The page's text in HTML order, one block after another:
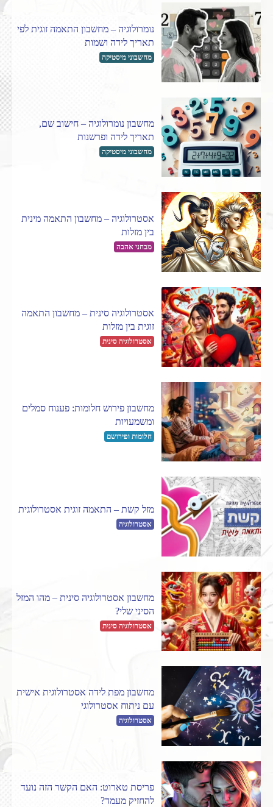
נומרולוגיה – מחשבון התאמה זוגית לפי
תאריך לידה ושמות
מחשבוני מיסטיקה
מחשבון נומרולוגיה – חישוב שם,
תאריך לידה ופרשנות
מחשבוני מיסטיקה
אסטרולוגיה – מחשבון התאמה מינית
בין מזלות
מבחני אהבה
אסטרולוגיה סינית – מחשבון התאמה
זוגית בין מזלות
אסטרולוגיה סינית
מחשבון פירוש חלומות: פענוח סמלים
ומשמעויות
חלומות ופירושם
מזל קשת – התאמה זוגית אסטרולוגית
אסטרולוגיה
מחשבון אסטרולוגיה סינית – מהו המזל
הסיני שלי?
אסטרולוגיה סינית
מחשבון מפת לידה אסטרולוגית אישית
עם ניתוח אסטרולוגי
אסטרולוגיה
פריסת טארוט: האם הקשר הזה נועד
להחזיק מעמד?